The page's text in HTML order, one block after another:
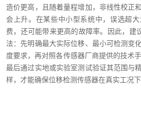
造价更高，且随着量程增加，非线性校正
会上升。在某些中小型系统中，误选超
费，还可能带来更高的故障率。因此，建
法：先明确最大实际位移、最小可检测变
度要求，再对照各传感器厂商提供的技术
最后通过实地或实验室测试验证其范围与
样，才能确保位移检测传感器在真实工况下